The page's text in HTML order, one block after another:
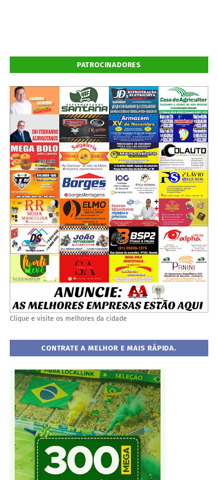
PATROCINADORES
Clique e visite os melhores da cidade
CONTRATE A MELHOR E MAIS RÁPIDA.